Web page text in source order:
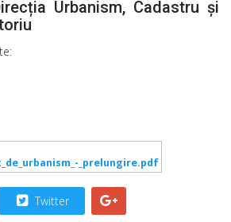
Urbanism, Cadastru și
_prelungire.pdf
Twitter